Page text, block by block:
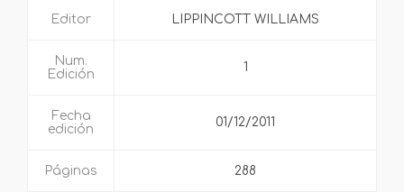
Editor LIPPINCOTT WILLIAMS
Num.
Edición
1
Fecha
edición
01/12/2011
Páginas 288